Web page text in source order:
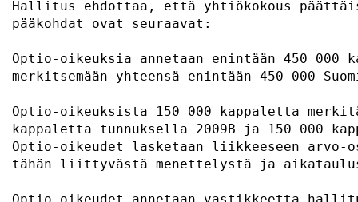
Hallitus ehdottaa, että yhtiökokous
pääkohdat
Optio-oikeuksia annetaan enintään
merkitsemään yhteensä enintään 450 000
Optio-oikeuksista 150 000 kappaletta
kappaletta tunnuksella 2009B ja 150
Optio-oikeudet lasketaan liikkeeseen
tähän liittyvästä